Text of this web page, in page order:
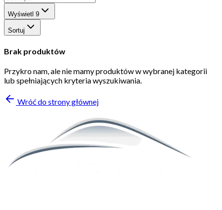
Wyświetl 9
Sortuj
Brak produktów
Przykro nam, ale nie mamy produktów w wybranej kategorii
lub spełniających kryteria wyszukiwania.
Wróć do strony głównej